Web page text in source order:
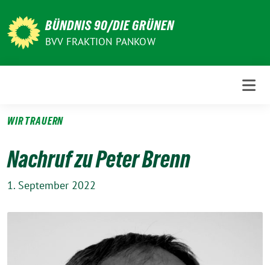
zum
Inhalt
BÜNDNIS 90/DIE GRÜNEN
BVV FRAKTION PANKOW
WIR TRAUERN
Nachruf zu Peter Brenn
1. September 2022